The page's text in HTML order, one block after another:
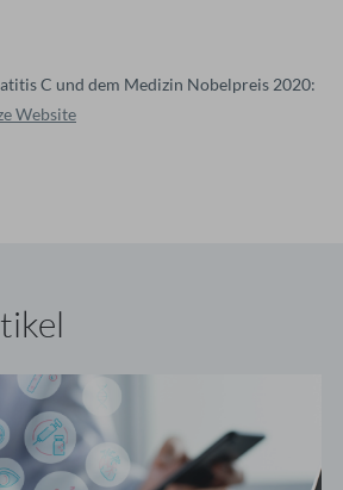
C und dem Medizin Nobelpreis 2020:
Website